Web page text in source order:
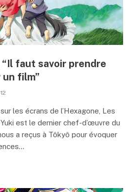
faut savoir prendre
film”
les écrans de l’Hexagone, Les
est le dernier chef-d’œuvre du
a reçus à Tôkyô pour évoquer